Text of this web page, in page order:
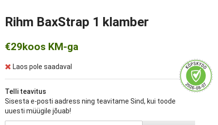
Rihm BaxStrap 1 klamber
€29koos KM-ga
Laos pole saadaval
Telli teavitus
Sisesta e-posti aadress ning teavitame Sind, kui toode
uuesti müügile jõuab!